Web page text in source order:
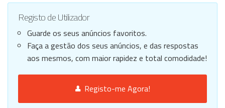
Registo de Utilizador
Guarde os seus anúncios favoritos.
Faça a gestão dos seus anúncios, e das respostas
aos mesmos, com maior rapidez e total comodidade!
Registo-me Agora!